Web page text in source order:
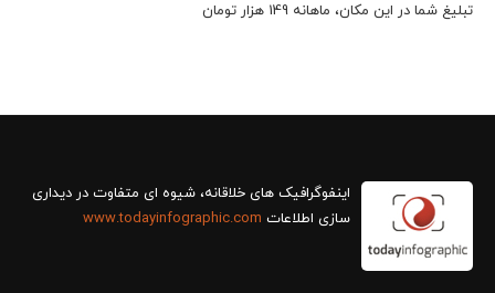
تبلیغ شما در این مکان، ماهانه 149 هزار تومان
سازی اطلاعات www.todayinfographic.com